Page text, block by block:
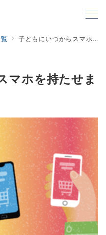
子どもにいつからスマホを持たせますか？
マホを持たせま